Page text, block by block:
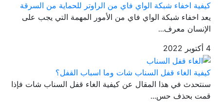
كيفية اخفاء شبكة الواي فاي من الراوتر للحماية من السرقة
يعد اخفاء شبكة الواي فاي من الأمور المهمة التي يجب على
الإنسان معرف...
4 أكتوبر 2022
كيفية الغاء قفل السناب شات وما اسباب القفل؟
سنتحدث في هذا المقال عن كيفية الغاء قفل السناب شات فإذا
قمت بحذف حس...